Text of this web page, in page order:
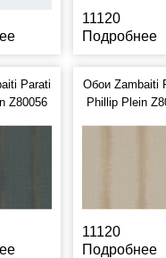
11120
Подробнее
Parati
Z80056
Обои Zambaiti
Phillip Plein
11120
Подробнее